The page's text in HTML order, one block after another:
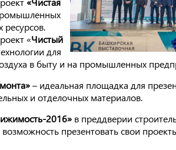
ресурсов.
«Чистый
для
в быту и на промышленных
– идеальная площадка для
и отделочных материалов.
2016» в преддверии
презентовать свои